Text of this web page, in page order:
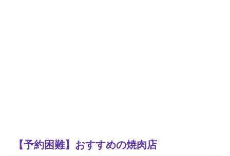
【予約困難】おすすめの焼肉店